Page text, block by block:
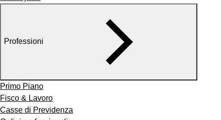
Professioni
Primo Piano
Fisco & Lavoro
Casse di Previdenza